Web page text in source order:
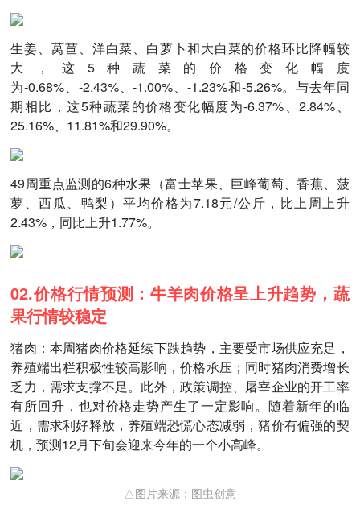
生姜、莴苣、洋白菜、白萝卜和大白菜的价格环比降幅较
大，这5种蔬菜的价格变化幅度
为-0.68%、-2.43%、-1.00%、-1.23%和-5.26%。与去年同
期相比，这5种蔬菜的价格变化幅度为-6.37%、2.84%、
25.16%、11.81%和29.90%。
49周重点监测的6种水果（富士苹果、巨峰葡萄、香蕉、菠
萝、西瓜、鸭梨）平均价格为7.18元/公斤，比上周上升
2.43%，同比上升1.77%。
02.价格行情预测：牛羊肉价格呈上升趋势，蔬
果行情较稳定
猪肉：本周猪肉价格延续下跌趋势，主要受市场供应充足，
养殖端出栏积极性较高影响，价格承压；同时猪肉消费增长
乏力，需求支撑不足。此外，政策调控、屠宰企业的开工率
有所回升，也对价格走势产生了一定影响。随着新年的临
近，需求利好释放，养殖端恐慌心态减弱，猪价有偏强的契
机，预测12月下旬会迎来今年的一个小高峰。
△图片来源：图虫创意